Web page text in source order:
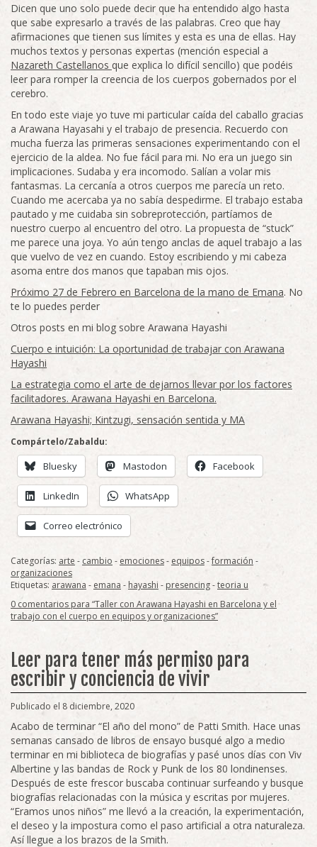
Dicen que uno solo puede decir que ha entendido algo hasta
que sabe expresarlo a través de las palabras. Creo que hay
afirmaciones que tienen sus límites y esta es una de ellas. Hay
muchos textos y personas expertas (mención especial a
Nazareth Castellanos que explica lo difícil sencillo) que podéis
leer para romper la creencia de los cuerpos gobernados por el
cerebro.
En todo este viaje yo tuve mi particular caída del caballo gracias
a Arawana Hayasahi y el trabajo de presencia. Recuerdo con
mucha fuerza las primeras sensaciones experimentando con el
ejercicio de la aldea. No fue fácil para mi. No era un juego sin
implicaciones. Sudaba y era incomodo. Salían a volar mis
fantasmas. La cercanía a otros cuerpos me parecía un reto.
Cuando me acercaba ya no sabía despedirme. El trabajo estaba
pautado y me cuidaba sin sobreprotección, partíamos de
nuestro cuerpo al encuentro del otro. La propuesta de “stuck”
me parece una joya. Yo aún tengo anclas de aquel trabajo a las
que vuelvo de vez en cuando. Estoy escribiendo y mi cabeza
asoma entre dos manos que tapaban mis ojos.
Próximo 27 de Febrero en Barcelona de la mano de Emana. No
te lo puedes perder
Otros posts en mi blog sobre Arawana Hayashi
Cuerpo e intuición: La oportunidad de trabajar con Arawana
Hayashi
La estrategia como el arte de dejarnos llevar por los factores
facilitadores. Arawana Hayashi en Barcelona.
Arawana Hayashi; Kintzugi, sensación sentida y MA
Compártelo/Zabaldu:
Bluesky Mastodon Facebook
LinkedIn WhatsApp
Correo electrónico
Categorías: arte - cambio - emociones- equipos-formación -
organizaciones
Etiquetas: arawana - emana - hayashi - presencing-teoria u
0 comentarios para “Taller con Arawana Hayashi en Barcelona y el
trabajo con el cuerpo en equipos y organizaciones”
Leer para tener más permiso para
escribir y conciencia de vivir
Publicado el 8 diciembre, 2020
Acabo de terminar “El año del mono” de Patti Smith. Hace unas
semanas cansado de libros de ensayo busqué algo a medio
terminar en mi biblioteca de biografías y pasé unos días con Viv
Albertine y las bandas de Rock y Punk de los 80 londinenses.
Después de este frescor buscaba continuar surfeando y busque
biografías relacionadas con la música y escritas por mujeres.
“Eramos unos niños” me llevó a la creación, la experimentación,
el deseo y la impostura como el paso artificial a otra naturaleza.
Así llegue a los brazos de la Smith.